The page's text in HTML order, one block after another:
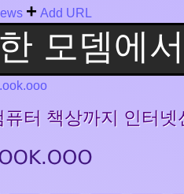
+ Add URL
터 책상까지 인터